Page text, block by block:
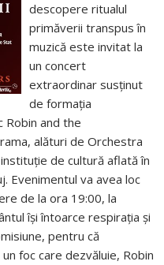
descopere ritualul
primăverii transpus în
muzică este invitat la
un concert
extraordinar susținut
de formația
Robin and the
alături de Orchestra
de cultură aflată în
Evenimentul va avea loc
de la ora 19:00, la
își întoarce respirația și
pentru că
foc care dezvăluie, Robin